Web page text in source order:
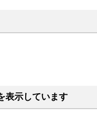
表示しています